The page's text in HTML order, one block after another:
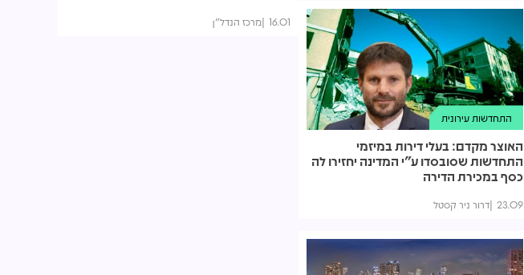
התחדשות עירונית
האוצר מקדם: בעלי דירות במיזמי
התחדשות שסובסדו ע"י המדינה יחזירו לה
כסף במכירת הדירה
23.09 דרור ניר קסטל
16.01 מרכז הנדל"ן